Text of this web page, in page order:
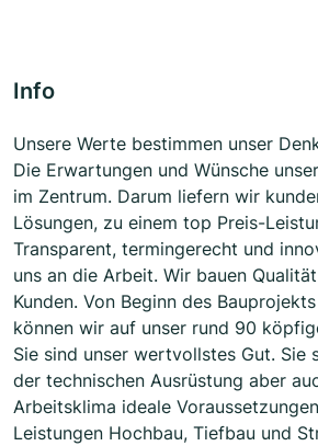
Info
Unsere Werte bestimmen unser
Die Erwartungen und Wünsche
im Zentrum. Darum liefern wir
Lösungen, zu einem top Preis-
Transparent, termingerecht und
uns an die Arbeit. Wir bauen
Kunden. Von Beginn des
können wir auf unser rund 90
Sie sind unser wertvollstes Gut. Sie
der technischen Ausrüstung aber
Arbeitsklima ideale
Leistungen Hochbau, Tiefbau und